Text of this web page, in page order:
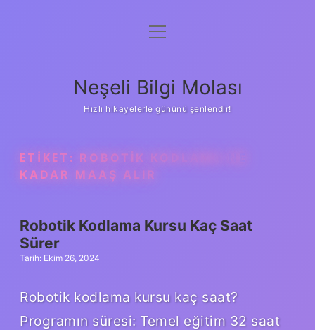
Anasayfa
Yasal Uyarı
menüyü
Neşeli Bilgi Molası
Hızlı hikayelerle gününü şenlendir!
ETIKET: ROBOTIK KODLAMA NE
KADAR MAAŞ ALIR
Robotik Kodlama Kursu Kaç Saat
Sürer
Tarih: Ekim 26, 2024
Robotik kodlama kursu kaç saat?
Programın süresi: Temel eğitim 32 saat